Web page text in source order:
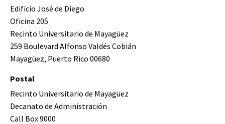
Edificio José de Diego
Oficina 205
Recinto Universitario de Mayagüez
259 Boulevard Alfonso Valdés Cobián
Mayagüez, Puerto Rico 00680
Postal
Recinto Universitario de Mayagüez
Decanato de Administración
Call Box 9000